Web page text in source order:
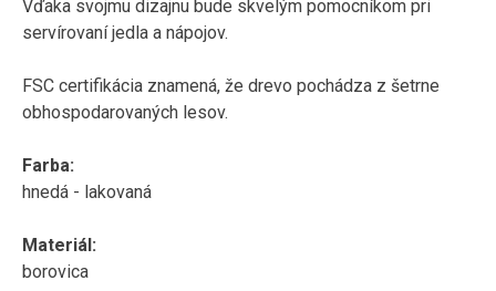
Vďaka svojmu dizajnu bude skvelým pomocníkom pri
servírovaní jedla a nápojov.
FSC certifikácia znamená, že drevo pochádza z šetrne
obhospodarovaných lesov.
Farba:
hnedá - lakovaná
Materiál:
borovica